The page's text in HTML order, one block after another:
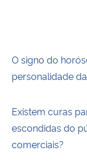
O signo do
personalidade
Existem curas
escondidas do
comerciais?